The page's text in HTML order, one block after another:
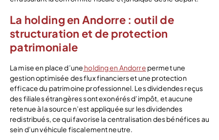
La holding en Andorre : outil de
structuration et de protection
patrimoniale
La mise en place d’une holding en Andorre permet une
gestion optimisée des flux financiers et une protection
efficace du patrimoine professionnel. Les dividendes reçus
des filiales étrangères sont exonérés d’impôt, et aucune
retenue à la source n’est appliquée sur les dividendes
redistribués, ce qui favorise la centralisation des bénéfices au
sein d’un véhicule fiscalement neutre.